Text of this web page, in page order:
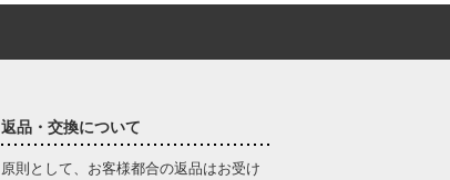
返品・交換について
原則として、お客様都合の返品はお受け